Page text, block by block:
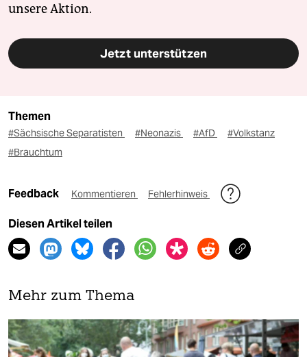
unsere Aktion.
Jetzt unterstützen
Themen
#Sächsische Separatisten #Neonazis #AfD
#Volkstanz
#Brauchtum
Feedback Kommentieren Fehlerhinweis
Diesen Artikel teilen
Mehr zum Thema